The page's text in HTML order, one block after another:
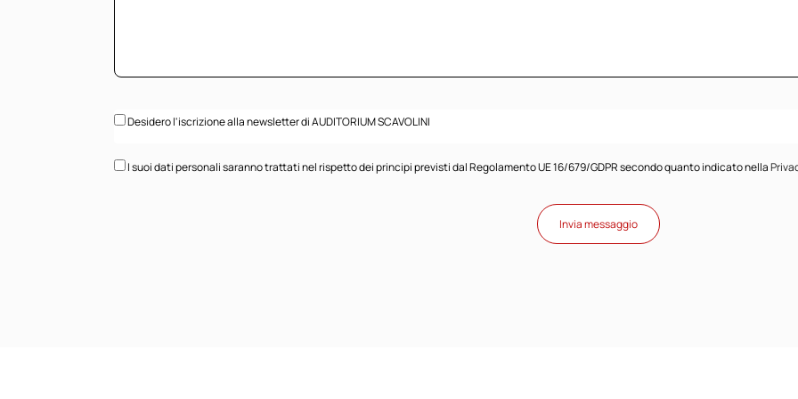
Desidero l'iscrizione alla newsletter di AUDITORIUM SCAVOLINI
I suoi dati personali saranno trattati nel rispetto dei principi previsti dal Regolamento UE 16/679/GDPR secondo quanto indicato nella